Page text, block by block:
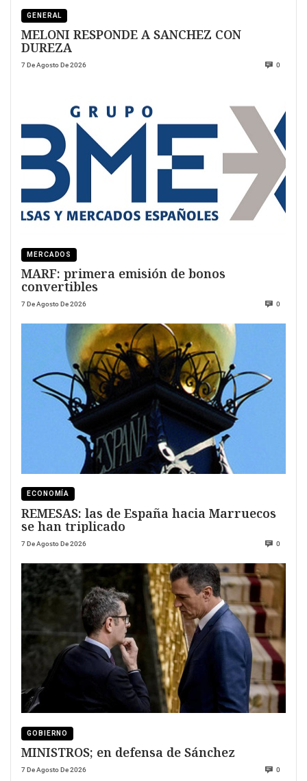
GENERAL
MELONI RESPONDE A SANCHEZ CON
DUREZA
7 De Agosto De 2026 0
MERCADOS
MARF: primera emisión de bonos
convertibles
7 De Agosto De 2026 0
ECONOMÍA
REMESAS: las de España hacia Marruecos
se han triplicado
7 De Agosto De 2026 0
GOBIERNO
MINISTROS; en defensa de Sánchez
7 De Agosto De 2026 0